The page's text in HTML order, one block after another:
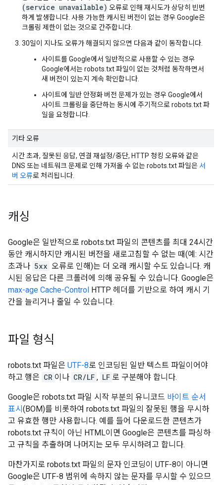
(service unavailable) 오류로 인해 재시도가 상당히 빈번
하게 발생합니다. 사용 가능한 캐시된 버전이 없는 경우 Google은
크롤링 제한이 없는 것으로 간주합니다.
30일이 지나도 오류가 해결되지 않으면 다음과 같이 동작합니다.
사이트를 Google에서 일반적으로 사용할 수 있는 경우
Google에서는 robots.txt 파일이 없는 것처럼 동작하면서
새 버전이 있는지 계속 확인합니다.
사이트에 일반 안정화 버전 문제가 있는 경우 Google에서
사이트 크롤링을 중단하는 동시에 주기적으로 robots.txt 파
일을 요청합니다.
기타 오류
시간 초과, 잘못된 응답, 연결 재설정/중단, HTTP 청킹 오류와 같은
DNS 또는 네트워크 문제로 인해 가져올 수 없는 robots.txt 파일은서
버 오류로 처리됩니다.
캐싱
Google은 일반적으로 robots.txt 파일의 콘텐츠를 최대 24시간
동안 캐시하지만 캐시된 버전을 새로고침할 수 없는 때(예: 시간
초과나 5xx 오류로 인해)는 더 오래 캐시할 수도 있습니다. 캐
시된 응답은 다른 크롤러에 의해 공유될 수 있습니다. Google은
max-age Cache-Control HTTP 헤더를 기반으로 하여 캐시 기
간을 늘리거나 줄일 수 있습니다.
파일 형식
robots.txt 파일은 UTF-8로 인코딩된 일반 텍스트 파일이어야
하고 행은 CR 이나 CR/LF , LF 로 구분해야 합니다.
Google은 robots.txt 파일 시작 부분의 유니코드 바이트 순서
표시 (BOM)를 비롯하여 robots.txt 파일의 잘못된 행을 무시하
고 유효한 행만 사용합니다. 예를 들어 다운로드한 콘텐츠가
robots.txt 규칙이 아닌 HTML이면 Google은 콘텐츠를 파싱하
고 규칙을 추출하며 나머지는 모두 무시하려고 합니다.
마찬가지로 robots.txt 파일의 문자 인코딩이 UTF-8이 아니면
Google은 UTF-8 범위에 속하지 않는 문자를 무시할 수 있으므